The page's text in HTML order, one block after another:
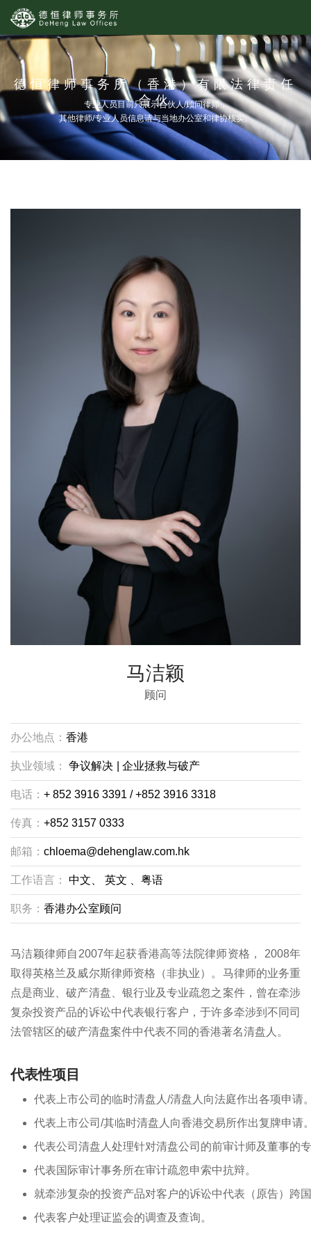
德恒律师事务所（香港）有限法律责任
合伙
专业人员目前只展示合伙人/顾问律师，
其他律师/专业人员信息请与当地办公室和律协核实。
马洁颖
顾问
办公地点： 香港
执业领域： 争议解决 企业拯救与破产
电话： + 852 3916 3391 / +852 3916 3318
传真： +852 3157 0333
邮箱： chloema@dehenglaw.com.hk
工作语言： 中文、 英文 、粤语
职务： 香港办公室顾问
马洁颖律师自2007年起获香港高等法院律师资格， 2008年
取得英格兰及威尔斯律师资格（非执业）。马律师的业务重
点是商业、破产清盘、银行业及专业疏忽之案件，曾在牵涉
复杂投资产品的诉讼中代表银行客户，于许多牵涉到不同司
法管辖区的破产清盘案件中代表不同的香港著名清盘人。
代表性项目
代表上市公司的临时清盘人/清盘人向法庭作出各项申请
代表上市公司/其临时清盘人向香港交易所作出复牌申请
代表公司清盘人处理针对清盘公司的前审计师及董事的
代表国际审计事务所在审计疏忽申索中抗辩。
就牵涉复杂的投资产品对客户的诉讼中代表（原告）跨
代表客户处理证监会的调查及查询。